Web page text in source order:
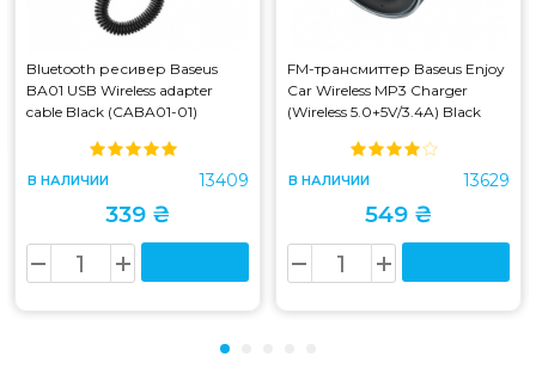
Bluetooth ресивер Baseus
BA01 USB Wireless adapter
cable Black (CABA01-01)
В НАЛИЧИИ 13409
339 ₴
FM-трансмиттер Baseus Enjoy
Car Wireless MP3 Charger
(Wireless 5.0+5V/3.4A) Black
В НАЛИЧИИ 13629
549 ₴